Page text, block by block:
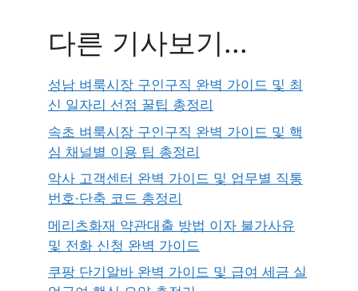
다른 기사보기...
성남 벼룩시장 구인구직 완벽 가이드 및 최
신 일자리 선점 꿀팁 총정리
속초 벼룩시장 구인구직 완벽 가이드 및 핵
심 채널별 이용 팁 총정리
악사 고객센터 완벽 가이드 및 업무별 직통
번호·단축 코드 총정리
메리츠화재 약관대출 방법 이자 불가사유
및 전화 신청 완벽 가이드
쿠팡 단기알바 완벽 가이드 및 급여 세금 실